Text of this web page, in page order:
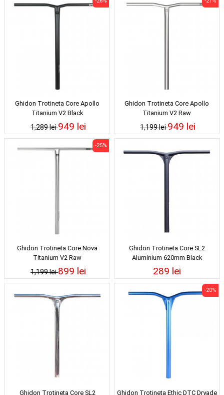
Ghidon Trotineta Core Apollo
Titanium V2 Black
1,289 lei949 lei
Ghidon Trotineta Core Apollo
Titanium V2 Raw
1,199 lei949 lei
Ghidon Trotineta Core Nova
Titanium V2 Raw
1,199 lei
-25%
899 lei
Ghidon Trotineta Core SL2
Aluminium 620mm Black
289 lei
Ghidon Trotineta Core SL2
Ghidon Trotineta Ethic DTC Dryade
-20%